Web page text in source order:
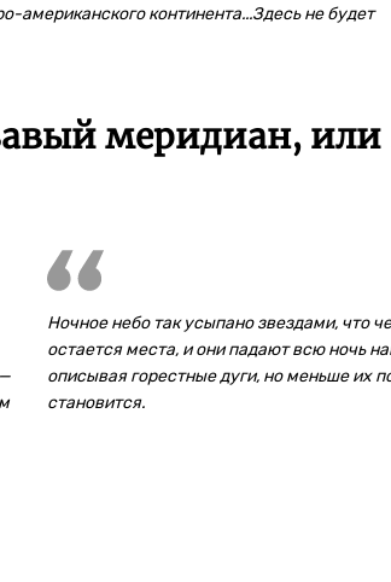
американского континента...Здесь не будет
меридиан, или
Ночное небо так усыпано звездами, что
остается места, и они падают всю ночь
описывая горестные дуги, но меньше их
становится.